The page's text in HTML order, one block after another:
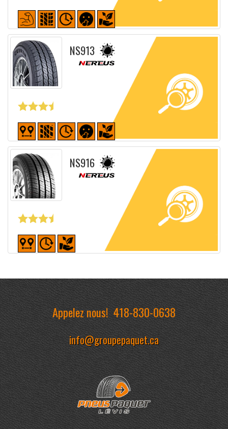
Fiche détaillée
NS913
Fiche détaillée
NS916
Appelez nous!418-830-0638
info@groupepaquet.ca